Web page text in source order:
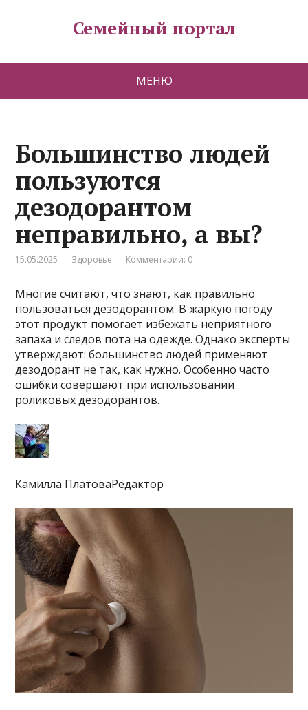
Семейный портал
МЕНЮ
Большинство людей
пользуются
дезодорантом
неправильно, а вы?
15.05.2025 Здоровье Комментарии: 0
Многие считают, что знают, как правильно
пользоваться дезодорантом. В жаркую погоду
этот продукт помогает избежать неприятного
запаха и следов пота на одежде. Однако эксперты
утверждают: большинство людей применяют
дезодорант не так, как нужно. Особенно часто
ошибки совершают при использовании
роликовых дезодорантов.
Камилла ПлатоваРедактор